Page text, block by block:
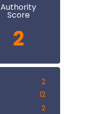
Authority
Score
2
2
12
2